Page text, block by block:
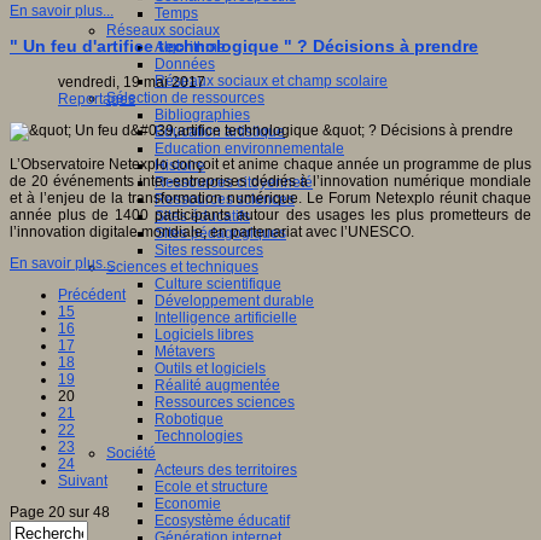
Temps
Réseaux sociaux
Algorithme
Données
Réseaux sociaux et champ scolaire
Sélection de ressources
Bibliographies
Education artistique
Education environnementale
Histoire
Ressources citoyenneté
Ressources sciences
Sites éducatifs
Sites pédagogiques
Sites ressources
Sciences et techniques
Culture scientifique
Développement durable
Intelligence artificielle
Logiciels libres
Métavers
Outils et logiciels
Réalité augmentée
Ressources sciences
Robotique
Technologies
Société
Acteurs des territoires
Ecole et structure
Economie
Ecosystème éducatif
En savoir plus...
" Un feu d'artifice technologique " ? Décisions à prendre
vendredi, 19 mai 2017
Reportages
L’Observatoire Netexplo conçoit et anime chaque année un programme de plus
de 20 événements inter-entreprises dédiés à l’innovation numérique mondiale
et à l’enjeu de la transformation numérique. Le Forum Netexplo réunit chaque
année plus de 1400 participants autour des usages les plus prometteurs de
l’innovation digitale mondiale, en partenariat avec l’UNESCO.
En savoir plus...
Précédent
15
16
17
18
19
20
21
22
23
24
Suivant
Page 20 sur 48